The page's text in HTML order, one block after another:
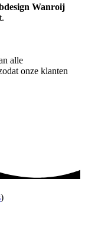
Wanroij
alle
onze klanten
)